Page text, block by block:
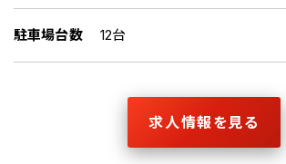
駐車場台数 12台
求人情報を見る